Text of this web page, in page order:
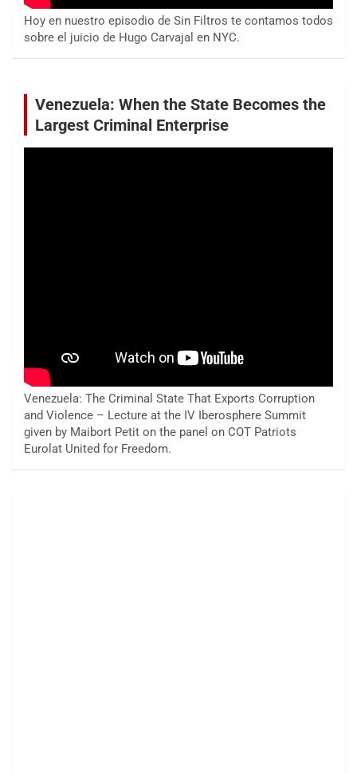
Hoy en nuestro episodio de Sin Filtros te contamos todos
sobre el juicio de Hugo Carvajal en NYC.
Venezuela: When the State Becomes the
Largest Criminal Enterprise
Venezuela: The Criminal State That Exports Corruption
and Violence – Lecture at the IV Iberosphere Summit
given by Maibort Petit on the panel on COT Patriots
Eurolat United for Freedom.